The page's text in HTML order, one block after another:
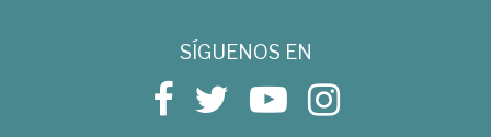
SÍGUENOS EN